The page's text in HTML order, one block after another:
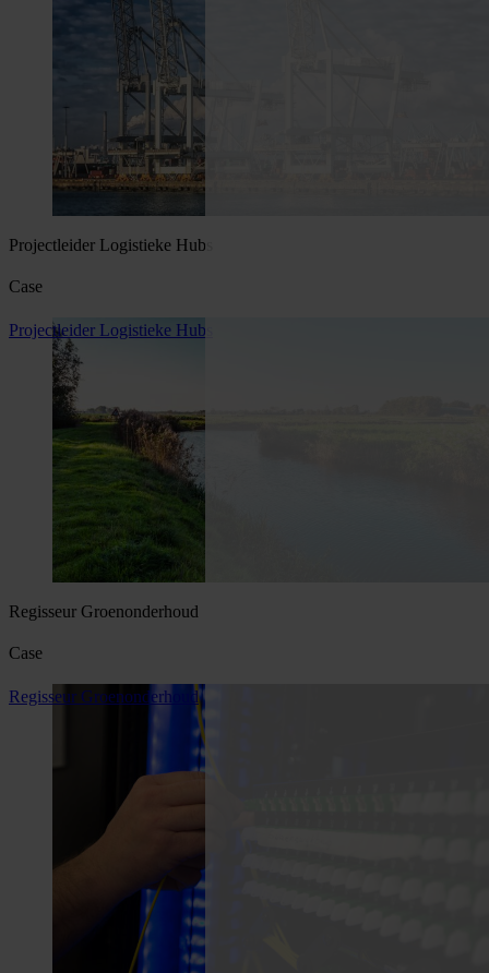
Projectleider Logistieke Hubs
Case
Projectleider Logistieke Hubs
Regisseur Groenonderhoud
Case
Regisseur Groenonderhoud